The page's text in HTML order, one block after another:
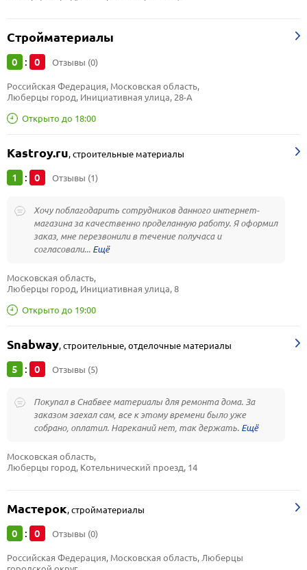
Стройматериалы
0 : 0 Отзывы (0)
Открыто до 18:00
Российская Федерация, Московская область,
Люберцы город, Инициативная улица, 28-А
Kastroy.ru,строительные материалы
1 : 0 Отзывы (1)
Хочу поблагодарить сотрудников данного интернет-
магазина за качественно проделанную работу. Я оформил
заказ, мне перезвонили в течение получаса и
согласовали...
Открыто до 19:00
Московская область,
Люберцы город, Инициативная улица, 8
Snabway,строительные, отделочные материалы
5 : 0 Отзывы (5)
Покупал в Снабвее материалы для ремонта дома. За
заказом заехал сам, все к этому времени было уже
собрано, оплатил. Нареканий нет, так держать.
Московская область,
Люберцы город, Котельнический проезд, 14
Мастерок,стройматериалы
0 : 0 Отзывы (0)
Российская Федерация, Московская область, Люберцы